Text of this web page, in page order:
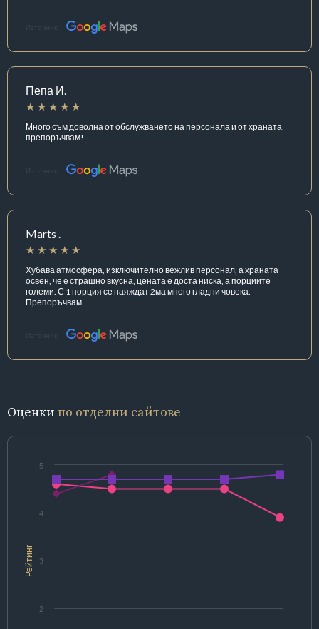
Източник:
Пепа И.
Много съм доволна от обслужването на персонала и от храната,
препоръчвам!
Източник:
Marts .
Хубава атмосфера, изключително вежлив персонал, а храната
освен, че е страшно вкусна, цената е доста ниска, а порциите
големи. С 1 порция се наяждат 2ма много гладни човека.
Препоръчвам
Източник:
Оценки по отделни сайтове
Рейтинг
2
3
4
5